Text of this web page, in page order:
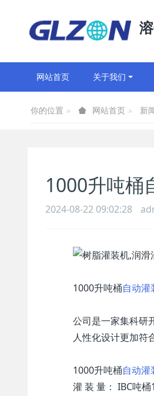
网站首页 关于我们
你的位置 网站首页 新
1000升吨桶
2024-08-22 09:02:28
1000升吨桶自动灌
公司是一家集科研
人性化设计更加符
1000升吨桶自动灌
灌 装 量： IBC吨